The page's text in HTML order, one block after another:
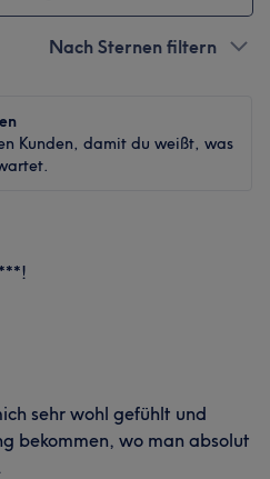
Nach Sternen filtern
Kunden, damit du weißt, was
sehr wohl gefühlt und
bekommen, wo man absolut